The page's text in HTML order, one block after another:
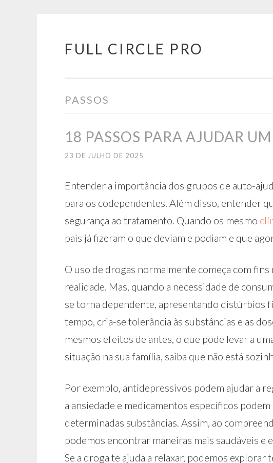
Pular
FULL CIRCLE PRO
PASSOS
18 PASSOS PARA AJUDAR
23 DE JULHO DE 2025
Entender a importância dos grupos de auto-
para os codependentes. Além disso, entender
segurança ao tratamento. Quando os mesmo
pais já fizeram o que deviam e podiam e que
O uso de drogas normalmente começa com
realidade. Mas, quando a necessidade de
se torna dependente, apresentando distúrbios
tempo, cria-se tolerância às substâncias e as
mesmos efeitos de antes, o que pode levar a
situação na sua família, saiba que não está
Por exemplo, antidepressivos podem ajudar a
a ansiedade e medicamentos específicos
determinadas substâncias. Assim, ao
podemos encontrar maneiras mais saudáveis e
Se a droga te ajuda a relaxar, podemos